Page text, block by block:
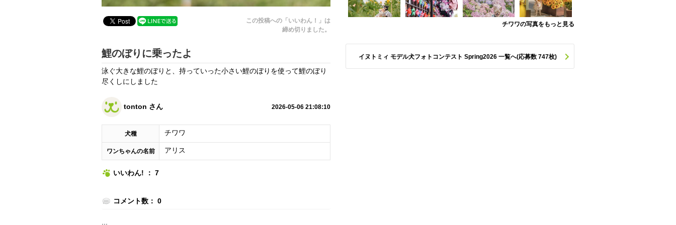
この投稿への「いいわん！」は
締め切りました。
鯉のぼりに乗ったよ
泳ぐ大きな鯉のぼりと、持っていった小さい鯉のぼりを使って鯉のぼり
尽くしにしました
tonton さん 2026-05-06 21:08:10
犬種 チワワ
ワンちゃんの名前 アリス
いいわん! ： 7
コメント数： 0
チワワの写真をもっと見る
イヌトミィ モデル犬フォトコンテスト Spring2026 一覧へ(応募数 747枚)